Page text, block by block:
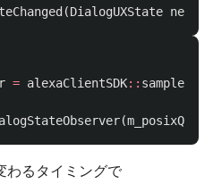
(DialogUXState
= alexaClientSDK:: sampleApp
(
るタイミングで